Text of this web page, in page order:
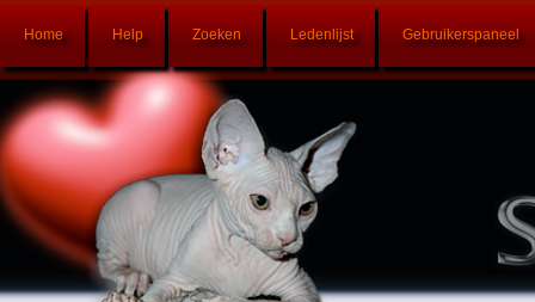
Home Help Zoeken Ledenlijst Gebruikerspaneel